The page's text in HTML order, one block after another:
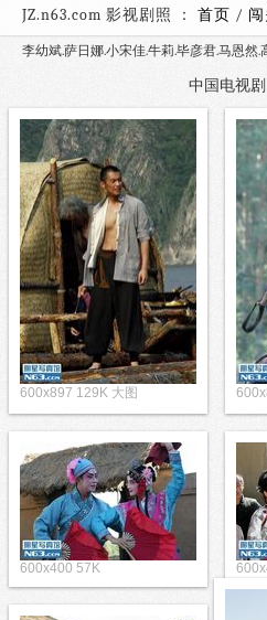
JZ.n63.com 影视剧照 ： 首页 /
李幼斌.萨日娜.小宋佳.牛莉.毕彦君.马恩然.
中国电视
600x897 129K 大图
600x400 57K